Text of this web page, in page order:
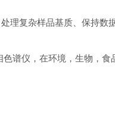
理复杂样品基质、保持数
谱仪，在环境，生物，